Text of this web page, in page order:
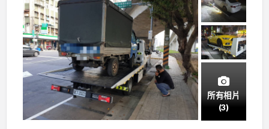
所有相片
(3)